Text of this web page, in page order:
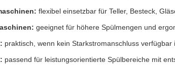
flexibel einsetzbar für Teller, Besteck,
geeignet für höhere Spülmengen und
praktisch, wenn kein Starkstromanschluss verfügbar
passend für leistungsorientierte Spülbereiche mit